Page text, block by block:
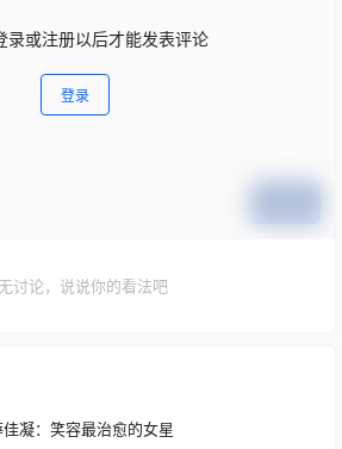
录或注册以后才能发表评论
登录
讨论，说说你的看法吧
佳凝：笑容最治愈的女星